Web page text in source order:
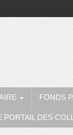
FONDS
PORTAIL DES